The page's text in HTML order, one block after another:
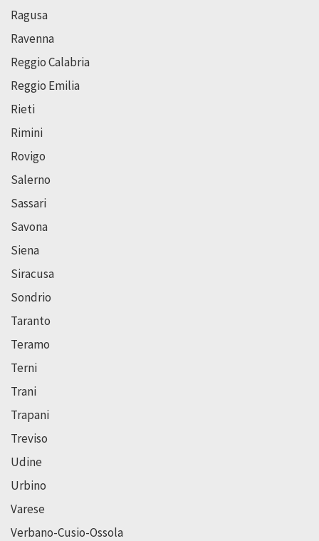
Ragusa
Ravenna
Reggio Calabria
Reggio Emilia
Rieti
Rimini
Rovigo
Salerno
Sassari
Savona
Siena
Siracusa
Sondrio
Taranto
Teramo
Terni
Trani
Trapani
Treviso
Udine
Urbino
Varese
Verbano-Cusio-Ossola